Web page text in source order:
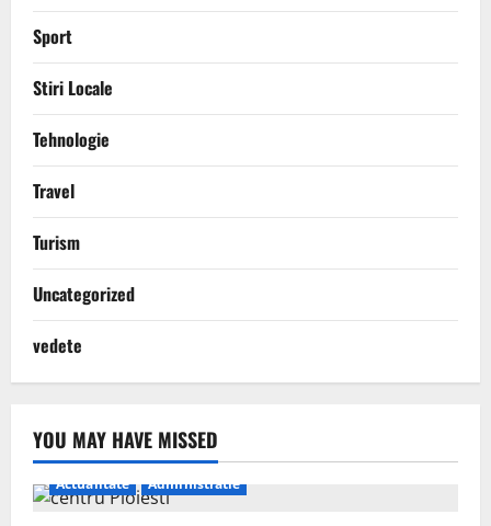
Sport
Stiri Locale
Tehnologie
Travel
Turism
Uncategorized
vedete
YOU MAY HAVE MISSED
Actualitate Administratie